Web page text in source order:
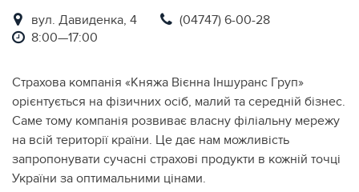
вул. Давиденка, 4
(04747) 6-00-28
8:00—17:00
Страхова компанія «Княжа Вієнна Іншуранс Груп»
орієнтується на фізичних осіб, малий та середній бізнес.
Саме тому компанія розвиває власну філіальну мережу
на всій території країни. Це дає нам можливість
запропонувати сучасні страхові продукти в кожній точці
України за оптимальними цінами.